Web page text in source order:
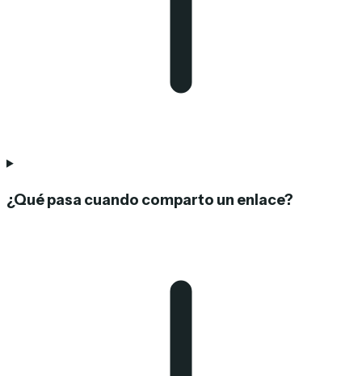
¿Qué pasa cuando comparto un enlace?